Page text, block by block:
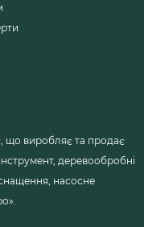
що виробляє та продає
деревообробні
насосне